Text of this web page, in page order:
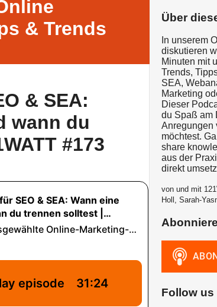
& Trends
& SEA:
wann du
#173
Über
In unserem
diskutieren
Minuten mit
Trends,
SEA,
Marketing
Dieser
du Spaß am
Anregungen
möchtest.
share
aus der
direkt
von und mit
Holl, Sarah-
Follow us